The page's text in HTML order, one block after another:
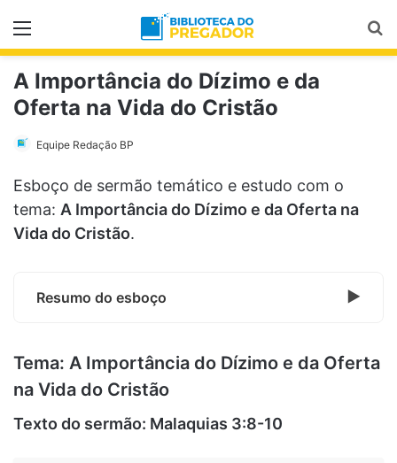
Menu
A Importância do Dízimo e da
Oferta na Vida do Cristão
Equipe Redação BP
Esboço de sermão temático e estudo com o
tema: A Importância do Dízimo e da Oferta na
Vida do Cristão.
Resumo do esboço
Tema: A Importância do Dízimo e da Oferta
na Vida do Cristão
Texto do sermão: Malaquias 3:8-10